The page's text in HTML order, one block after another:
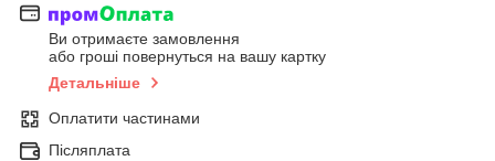
Ви отримаєте замовлення
або гроші повернуться на вашу картку
Детальніше
Оплатити частинами
Післяплата